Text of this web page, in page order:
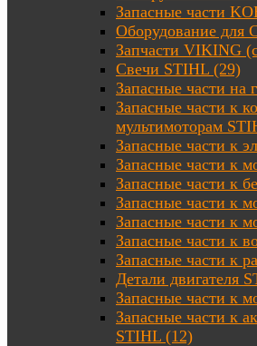
Запасные части
Оборудование для
Запчасти VIKING
Свечи STIHL (29)
Запасные части на
Запасные части к
мультимоторам
Запасные части к
Запасные части к
Запасные части к
Запасные части к
Запасные части к
Запасные части к
Запасные части к
Детали двигателя
Запасные части к
Запасные части к
STIHL (12)